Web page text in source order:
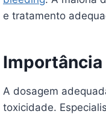
e tratamento
Importância
A dosagem
toxicidade.